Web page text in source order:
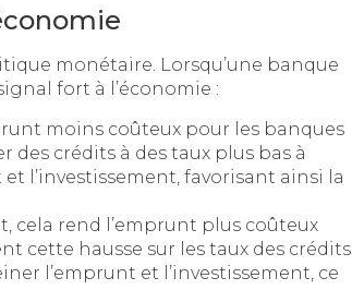
monétaire. Lorsqu’une banque
fort à l’économie :
moins coûteux pour les banques
crédits à des taux plus bas à
l’investissement, favorisant ainsi la
cela rend l’emprunt plus coûteux
cette hausse sur les taux des crédits
l’emprunt et l’investissement, ce